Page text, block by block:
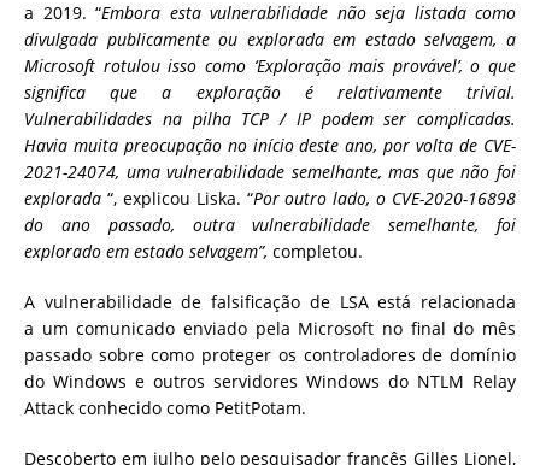
a 2019. “Embora esta vulnerabilidade não seja listada como
divulgada publicamente ou explorada em estado selvagem, a
Microsoft rotulou isso como ‘Exploração mais provável’, o que
significa que a exploração é relativamente trivial.
Vulnerabilidades na pilha TCP / IP podem ser complicadas.
Havia muita preocupação no início deste ano, por volta de CVE-
2021-24074, uma vulnerabilidade semelhante, mas que não foi
explorada “, explicou Liska. “Por outro lado, o CVE-2020-16898
do ano passado, outra vulnerabilidade semelhante, foi
explorado em estado selvagem”, completou.
A vulnerabilidade de falsificação de LSA está relacionada
a um comunicado enviado pela Microsoft no final do mês
passado sobre como proteger os controladores de domínio
do Windows e outros servidores Windows do NTLM Relay
Attack conhecido como PetitPotam.
Descoberto em julhopelo pesquisador francês Gilles Lionel,